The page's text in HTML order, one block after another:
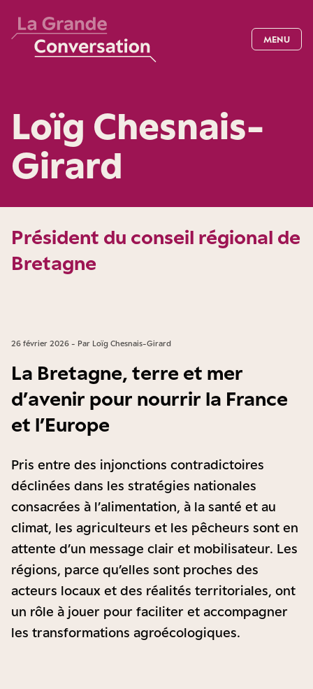
MENU
Loïg Chesnais-
Girard
Président du conseil régional de
Bretagne
26 février 2026 - Par Loïg Chesnais-Girard
La Bretagne, terre et mer
d’avenir pour nourrir la France
et l’Europe
Pris entre des injonctions contradictoires
déclinées dans les stratégies nationales
consacrées à l’alimentation, à la santé et au
climat, les agriculteurs et les pêcheurs sont en
attente d’un message clair et mobilisateur. Les
régions, parce qu’elles sont proches des
acteurs locaux et des réalités territoriales, ont
un rôle à jouer pour faciliter et accompagner
les transformations agroécologiques.